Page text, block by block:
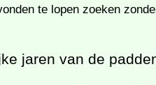
te lopen zoeken
jaren van de